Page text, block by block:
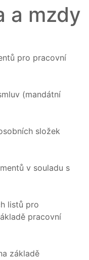
a mzdy
pro pracovní
(mandátní
složek
v souladu s
listů pro
pracovní
základě